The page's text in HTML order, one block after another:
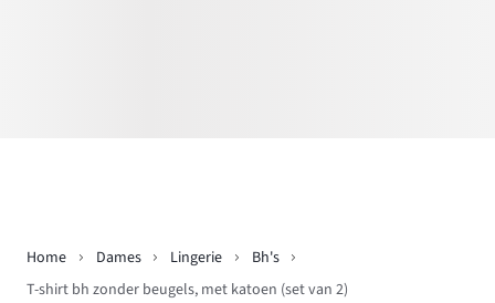
Home Dames Lingerie
Bh's
T-shirt bh zonder beugels, met katoen (set van 2)